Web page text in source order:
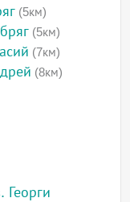
(5км)
(5км)
(7км)
(8км)
Георги